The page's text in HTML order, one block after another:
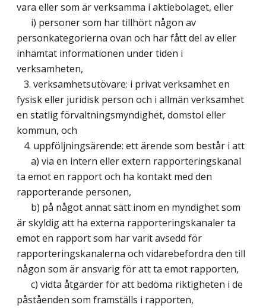
vara eller som är verksamma i aktiebolaget, eller
i) personer som har tillhört någon av
personkategorierna ovan och har fått del av eller
inhämtat informationen under tiden i
verksamheten,
3. verksamhetsutövare: i privat verksamhet en
fysisk eller juridisk person och i allmän verksamhet
en statlig förvaltningsmyndighet, domstol eller
kommun, och
4. uppföljningsärende: ett ärende som består i att
a) via en intern eller extern rapporteringskanal
ta emot en rapport och ha kontakt med den
rapporterande personen,
b) på något annat sätt inom en myndighet som
är skyldig att ha externa rapporteringskanaler ta
emot en rapport som har varit avsedd för
rapporteringskanalerna och vidarebefordra den till
någon som är ansvarig för att ta emot rapporten,
c) vidta åtgärder för att bedöma riktigheten i de
påståenden som framställs i rapporten,